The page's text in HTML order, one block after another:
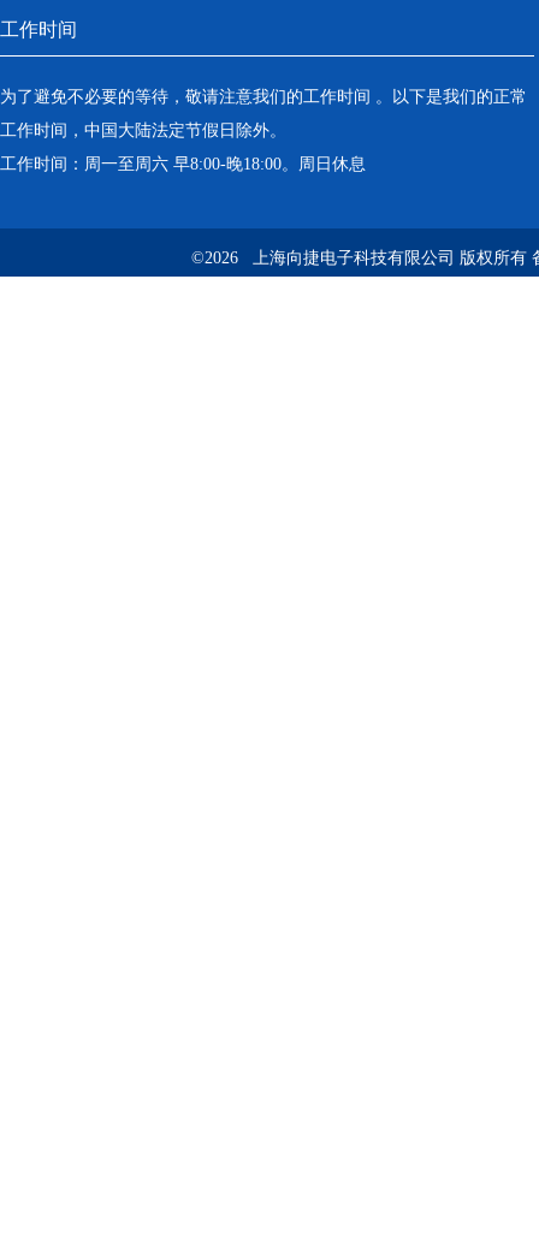
工作时间
为了避免不必要的等待，敬请注意我们的工作时间 。以下是我们的正常
工作时间，中国大陆法定节假日除外。
工作时间：周一至周六 早8:00-晚18:00。周日休息
©2026 上海向捷电子科技有限公司 版权所有